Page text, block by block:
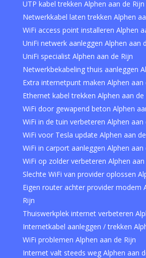
UTP kabel trekken Alphen aan de Rijn
Netwerkkabel laten trekken Alphen
WiFi access point installeren Alphen
UniFi netwerk aanleggen Alphen aan
UniFi specialist Alphen aan de Rijn
Netwerkbekabeling thuis aanleggen
Extra internetpunt maken Alphen aan
Ethernet kabel trekken Alphen aan de
WiFi door gewapend beton Alphen
WiFi in de tuin verbeteren Alphen aan
WiFi voor Tesla update Alphen aan
WiFi in carport aanleggen Alphen aan
WiFi op zolder verbeteren Alphen aan
Slechte WiFi van provider oplossen
Eigen router achter provider modem
Rijn
Thuiswerkplek internet verbeteren
Internetkabel aanleggen / trekken
WiFi problemen Alphen aan de Rijn
Internet valt steeds weg Alphen aan